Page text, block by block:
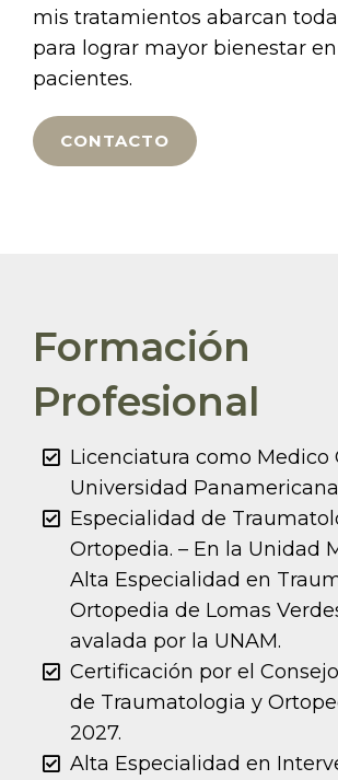
mis tratamientos abarcan
para lograr mayor bienestar
pacientes.
CONTACTO
Formación
Profesional
Licenciatura como Medico
Universidad Panamericana
Especialidad de
Ortopedia. – En la Unidad
Alta Especialidad en
Ortopedia de Lomas
avalada por la UNAM.
Certificación por el
de Traumatologia y
2027.
Alta Especialidad en